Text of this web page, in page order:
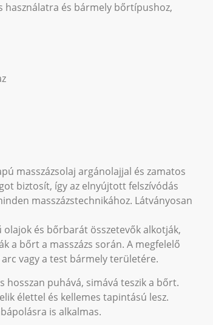
és bármely bőrtípushoz,
masszázsolaj argánolajjal és zamatos
biztosít, így az elnyújtott felszívódás
masszázstechnikához. Látványosan
és bőrbarát összetevők alkotják,
a bőrt a masszázs során. A megfelelő
vagy a test bármely területére.
hosszan puhává, simává teszik a bőrt.
élettel és kellemes tapintású lesz.
is alkalmas.